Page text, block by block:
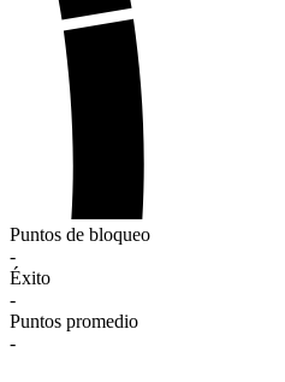
Puntos de bloqueo
-
Éxito
-
Puntos promedio
-